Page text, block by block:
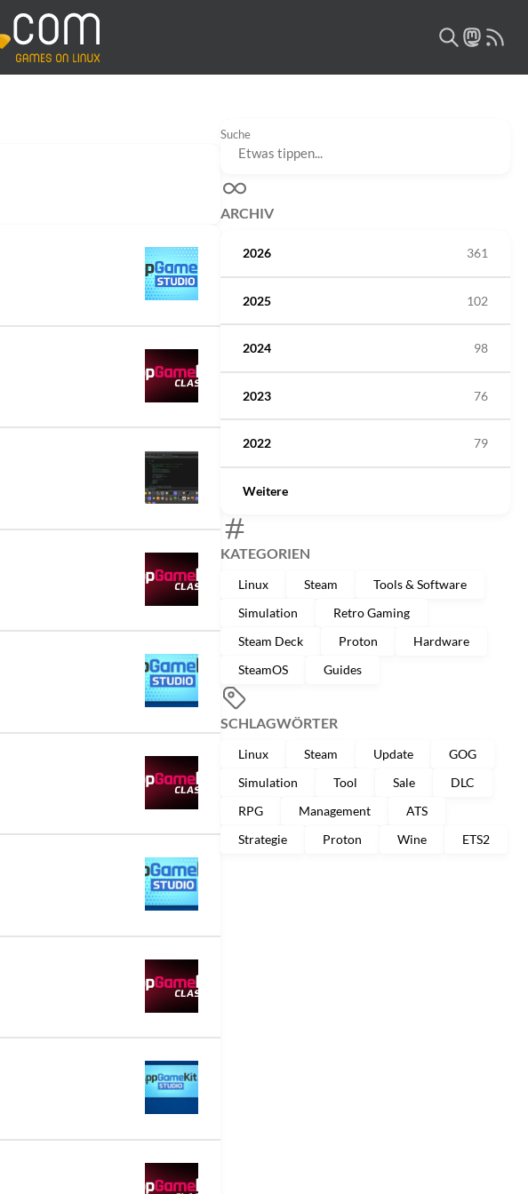
Suche
ARCHIV
2026 361
2025 102
2024 98
2023 76
2022 79
Weitere
KATEGORIEN
Linux Steam
Tools & Software
Simulation
Retro Gaming
Steam Deck
Proton
Hardware
SteamOS
Guides
SCHLAGWÖRTER
Linux Steam Update
GOG
Simulation
Tool Sale
DLC
RPG
Management
ATS
Strategie
Proton Wine ETS2